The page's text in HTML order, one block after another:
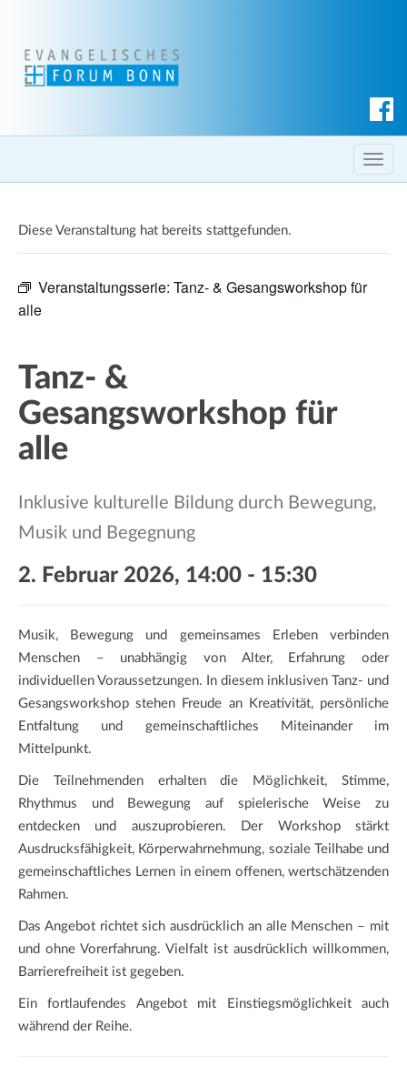
c
h T
o
l
n
Diese Veranstaltung hat bereits stattgefunden.
Veranstaltungsserie: Tanz- & Gesangsworkshop für
alle
Tanz- &
Gesangsworkshop für
alle
Inklusive kulturelle Bildung durch Bewegung,
Musik und Begegnung
2. Februar 2026, 14:00 - 15:30
Musik, Bewegung und gemeinsames Erleben verbinden
Menschen – unabhängig von Alter, Erfahrung oder
individuellen Voraussetzungen. In diesem inklusiven Tanz- und
Gesangsworkshop stehen Freude an Kreativität, persönliche
Entfaltung und gemeinschaftliches Miteinander im
Mittelpunkt.
Die Teilnehmenden erhalten die Möglichkeit, Stimme,
Rhythmus und Bewegung auf spielerische Weise zu
entdecken und auszuprobieren. Der Workshop stärkt
Ausdrucksfähigkeit, Körperwahrnehmung, soziale Teilhabe und
gemeinschaftliches Lernen in einem offenen, wertschätzenden
Rahmen.
Das Angebot richtet sich ausdrücklich an alle Menschen – mit
und ohne Vorerfahrung. Vielfalt ist ausdrücklich willkommen,
Barrierefreiheit ist gegeben.
Ein fortlaufendes Angebot mit Einstiegsmöglichkeit auch
während der Reihe.